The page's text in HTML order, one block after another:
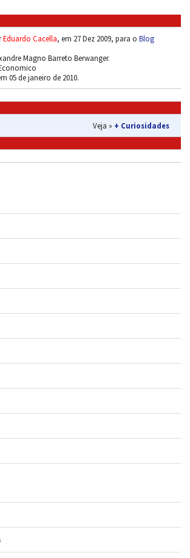
Eduardo Cacella, em 27 Dez 2009, para o Blog
Magno Barreto Berwanger.
05 de janeiro de 2010.
Veja » + Curiosidades